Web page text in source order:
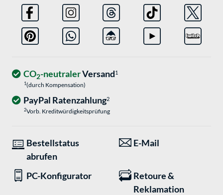
CO2-neutralerVersand1
1(durch Kompensation)
PayPal Ratenzahlung2
2Vorb. Kreditwürdigkeitsprüfung
Bestellstatus
abrufen
E-Mail
PC-Konfigurator
Retoure &
Reklamation